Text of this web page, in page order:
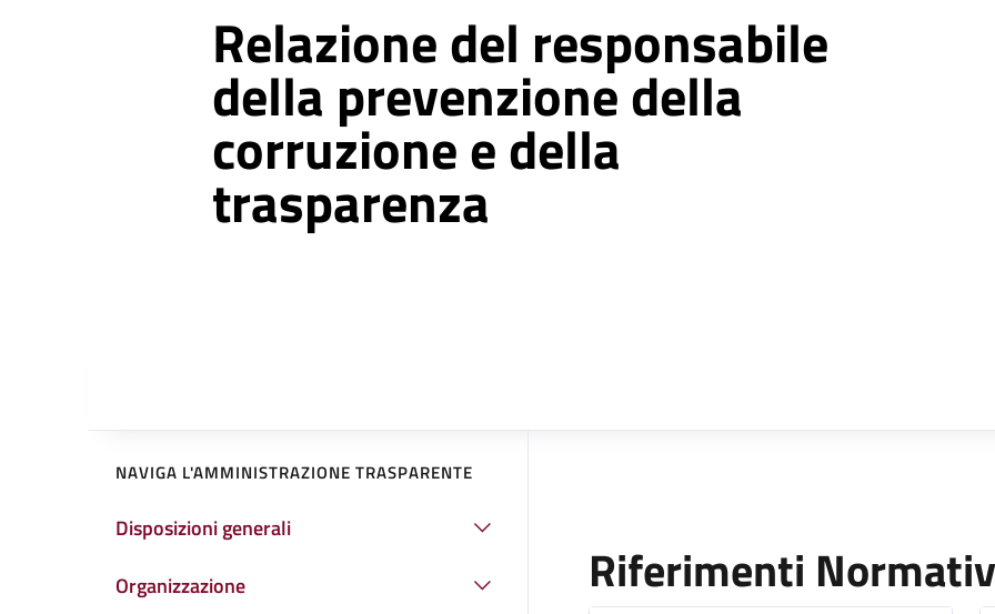
Relazione del responsabile
della prevenzione della
corruzione e della
trasparenza
NAVIGA L'AMMINISTRAZIONE TRASPARENTE
Disposizioni generali
Organizzazione
Riferimenti